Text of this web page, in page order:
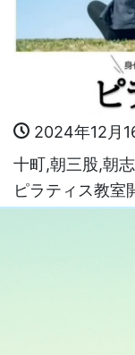
2024年12月
十町,朝三股,朝
ピラティス教室